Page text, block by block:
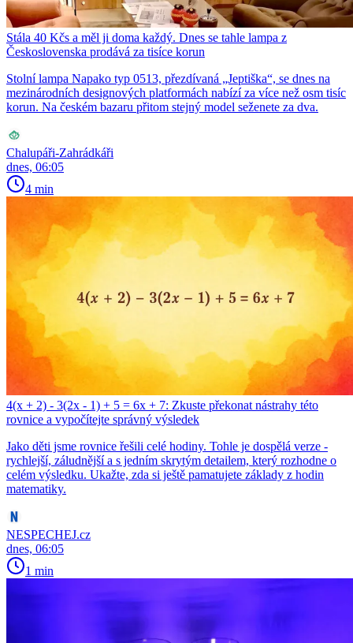
Stála 40 Kčs a měl ji doma každý. Dnes se tahle lampa z
Československa prodává za tisíce korun
Stolní lampa Napako typ 0513, přezdívaná „Jeptiška“, se dnes na
mezinárodních designových platformách nabízí za více než osm tisíc
korun. Na českém bazaru přitom stejný model seženete za dva.
Chalupáři-Zahrádkáři
dnes, 06:05
4 min
4(x + 2) - 3(2x - 1) + 5 = 6x + 7: Zkuste překonat nástrahy této
rovnice a vypočítejte správný výsledek
Jako děti jsme rovnice řešili celé hodiny. Tohle je dospělá verze -
rychlejší, záludnější a s jedním skrytým detailem, který rozhodne o
celém výsledku. Ukažte, zda si ještě pamatujete základy z hodin
matematiky.
NESPECHEJ.cz
dnes, 06:05
1 min